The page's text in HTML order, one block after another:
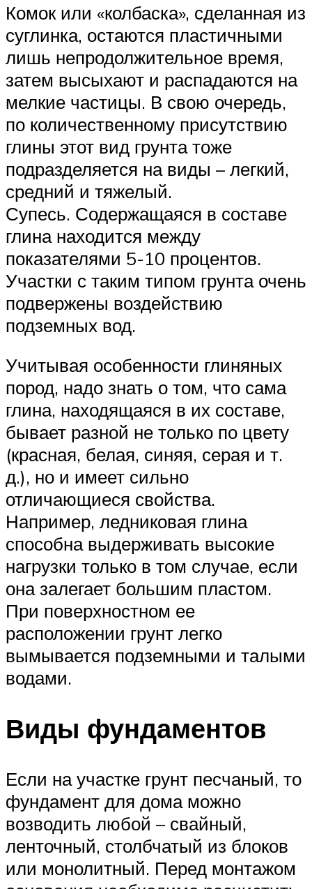
Комок или «колбаска», сделанная из
суглинка, остаются пластичными
лишь непродолжительное время,
затем высыхают и распадаются на
мелкие частицы. В свою очередь,
по количественному присутствию
глины этот вид грунта тоже
подразделяется на виды – легкий,
средний и тяжелый.
Супесь. Содержащаяся в составе
глина находится между
показателями 5-10 процентов.
Участки с таким типом грунта очень
подвержены воздействию
подземных вод.
Учитывая особенности глиняных
пород, надо знать о том, что сама
глина, находящаяся в их составе,
бывает разной не только по цвету
(красная, белая, синяя, серая и т.
д.), но и имеет сильно
отличающиеся свойства.
Например, ледниковая глина
способна выдерживать высокие
нагрузки только в том случае, если
она залегает большим пластом.
При поверхностном ее
расположении грунт легко
вымывается подземными и талыми
водами.
Виды фундаментов
Если на участке грунт песчаный, то
фундамент для дома можно
возводить любой – свайный,
ленточный, столбчатый из блоков
или монолитный. Перед монтажом